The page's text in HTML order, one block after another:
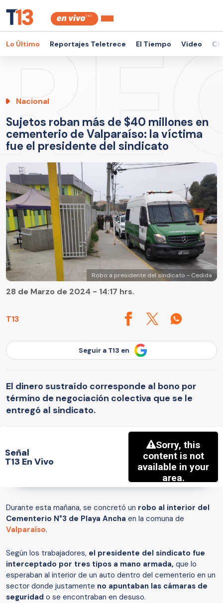
Lo Último Reportajes Teletrece El Tiempo Video
Nacional
Sujetos roban más de $40 millones en
cementerio de Valparaíso: la víctima
fue el presidente del sindicato
Robo a presidente del sindicato - Cedida
T13
28 de Marzo de 2024 - 14:17 hrs.
Seguir a T13 en
El dinero sustraído corresponde al bono por
término de negociación colectiva que se le
entregó al sindicato.
Señal
T13 En Vivo
Durante esta mañana, se concretó un robo al interior del
Cementerio N°3 de Playa Ancha en la comuna de
Valparaíso.
Según los trabajadores, el presidente del sindicato fue
interceptado por tres tipos a mano armada, que lo
esperaban al interior de un auto dentro del cementerio en un
sector donde justamente no apuntaban las cámaras de
seguridad o se encontraban en desuso.